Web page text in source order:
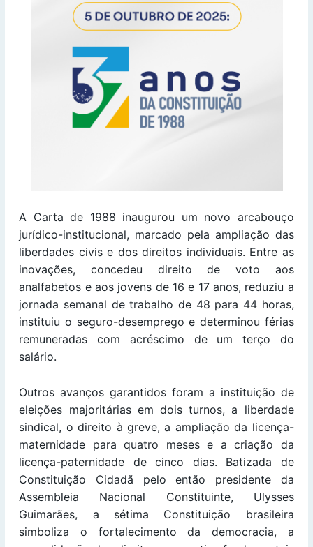
A Carta de 1988 inaugurou um novo arcabouço
jurídico-institucional, marcado pela ampliação das
liberdades civis e dos direitos individuais. Entre as
inovações, concedeu direito de voto aos
analfabetos e aos jovens de 16 e 17 anos, reduziu a
jornada semanal de trabalho de 48 para 44 horas,
instituiu o seguro-desemprego e determinou férias
remuneradas com acréscimo de um terço do
salário.
Outros avanços garantidos foram a instituição de
eleições majoritárias em dois turnos, a liberdade
sindical, o direito à greve, a ampliação da licença-
maternidade para quatro meses e a criação da
licença-paternidade de cinco dias. Batizada de
Constituição Cidadã pelo então presidente da
Assembleia Nacional Constituinte, Ulysses
Guimarães, a sétima Constituição brasileira
simboliza o fortalecimento da democracia, a